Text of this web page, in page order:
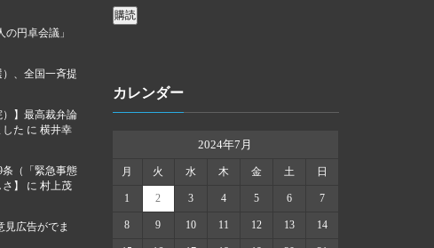
の円卓会議」
、全国一斉提
）】最高裁弁論
た に横井幸
条（「緊急事態
】
に村上茂
見広告がでま
購読
カレンダー
2024年7月
月 火 水 木 金 土 日
1 2 3 4 5 6 7
8 9 10 11 12 13 14